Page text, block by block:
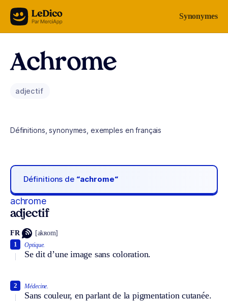
Aller au contenu Synonymes
Achrome
adjectif
Définitions, synonymes, exemples en français
Définitions de “achrome“
achrome
adjectif
FR [akʀom]
Optique.
Se dit d’une image sans coloration.
1
Médecine.
Sans couleur, en parlant de la pigmentation cutanée.
2